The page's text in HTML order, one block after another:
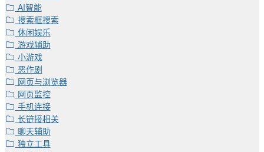
AI智能
搜索框搜索
休闲娱乐
游戏辅助
小游戏
恶作剧
网页与浏览器
网页监控
手机连接
长链接相关
聊天辅助
独立工具